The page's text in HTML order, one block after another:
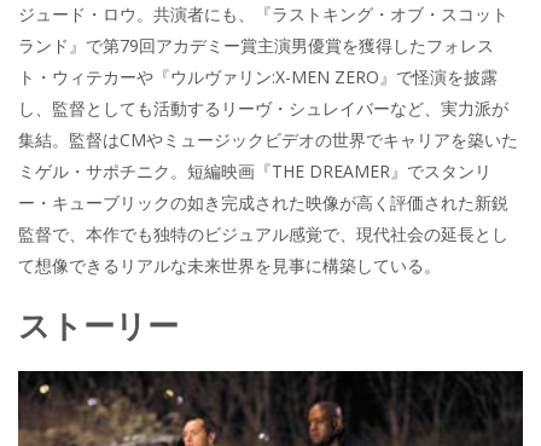
ジュード・ロウ。共演者にも、『ラストキング・オブ・スコット
ランド』で第79回アカデミー賞主演男優賞を獲得したフォレス
ト・ウィテカーや『ウルヴァリン:X-MEN ZERO』で怪演を披露
し、監督としても活動するリーヴ・シュレイバーなど、実力派が
集結。監督はCMやミュージックビデオの世界でキャリアを築いた
ミゲル・サポチニク。短編映画『THE DREAMER』でスタンリ
ー・キューブリックの如き完成された映像が高く評価された新鋭
監督で、本作でも独特のビジュアル感覚で、現代社会の延長とし
て想像できるリアルな未来世界を見事に構築している。
ストーリー